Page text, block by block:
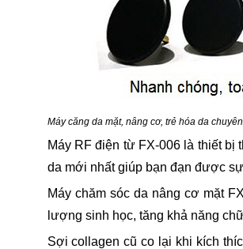
Máy căng da mặt, nâng cơ, trẻ hóa da
Máy RF điện từ FX-006 là thiết bị
da mới nhất giúp bạn đạn được
Máy chăm sóc da nâng cơ mặt
lượng sinh học, tăng khả năng
Sợi collagen cũ co lại khi kích